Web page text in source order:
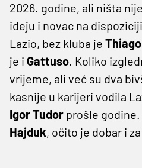
2026. godine, ali ništa
ideju i novac na
Lazio, bez kluba je
je i Gattuso. Koliko
vrijeme, ali već su dva
kasnije u karijeri vodila
Igor Tudor prošle
Hajduk, očito je dobar i za